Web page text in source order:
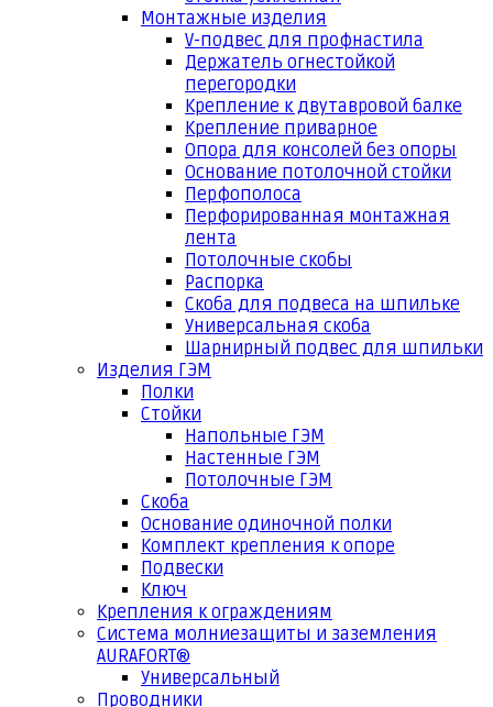
Монтажные изделия
V-подвес для профнастила
Держатель огнестойкой
перегородки
Крепление к двутавровой балке
Крепление приварное
Опора для консолей без опоры
Основание потолочной стойки
Перфополоса
Перфорированная монтажная
лента
Потолочные скобы
Распорка
Скоба для подвеса на шпильке
Универсальная скоба
Шарнирный подвес для шпильки
Изделия ГЭМ
Полки
Стойки
Напольные ГЭМ
Настенные ГЭМ
Потолочные ГЭМ
Скоба
Основание одиночной полки
Комплект крепления к опоре
Подвески
Ключ
Крепления к ограждениям
Система молниезащиты и заземления
AURAFORT®
Универсальный
Проводники